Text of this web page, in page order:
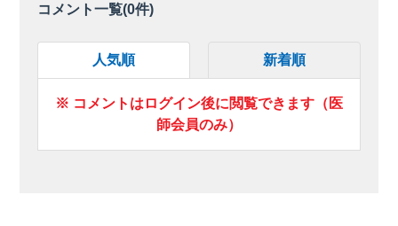
コメント一覧(0件)
人気順 新着順
※ コメントはログイン後に閲覧できます（医
師会員のみ）